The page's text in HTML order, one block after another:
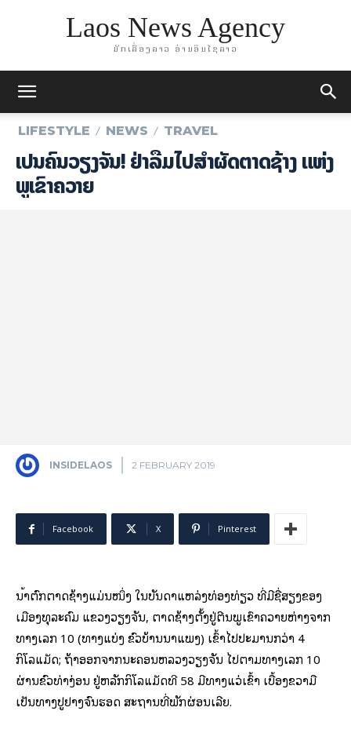
Laos News Agency
ມັກເລື່ອງລາວ ອ່ານອິນໄຊລາວ
LIFESTYLE NEWS TRAVEL
​ເປັນຄົນ​ວຽງ​ຈັນ​! ຢ່າລືມໄປ​ສຳ​ຜັດ​ຕາດ​ຊ້າງ ແຫ່ງ​
ພູ​ເຂົາ​ຄວາຍ
INSIDELAOS 2 FEBRUARY 2019
Facebook X Pinterest
ນ້ຳຕົກຕາດຊ້າງແມ່ນໜຶ່ງ ໃນບັນດາແຫລ່ງທ່ອງທ່ຽວ ທີ່ມີຊື່ສຽງຂອງ
ເມືອງທຸລະຄົມ ແຂວງວຽງຈັນ, ຕາດຊ້າງຕັ້ງຢູ່ຕີນພູເຂົາຄວາຍຫ່າງຈາກ
ທາງເລກ 10 (ທາງແບ່ງ ຂົວບ້ານນາແພງ) ເຂົ້າໄປປະມານກວ່າ 4
ກິໂລແມັດ; ຖ້າອອກຈາກນະຄອນຫລວງວຽງຈັນ ໄປຕາມທາງເລກ 10
ຜ່ານຂົວທ່າງ່ອນ ຢູ່ຫລັກກິໂລແມັດທີ 58 ມີທາງແວ່ເຂົ້າ ເບື້ອງຂວາມື​
ເປັນທາງປູຢາງຈົນຮອດ ສະຖານທີ່ພັກຜ່ອນເລີຍ.